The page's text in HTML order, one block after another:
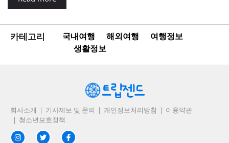
카테고리 국내여행 해외여행
여행정보
생활정보
회사소개 기사제보 및 문의 개인정보처리방침
이용약관
청소년보호정책